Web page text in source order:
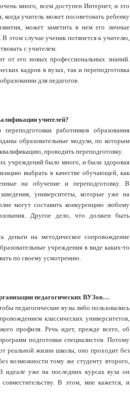
много, всем доступен Интернет, и это
когда учитель может посоветовать ребенку
может заметить в нем его личные
В этом случае ученик потянется к учителю,
с учителем.
от его новых профессиональных знаний.
кадров в вузах, так и переподготовка
для педагогов.
учителей?
работников образования
образовательные модули, по которым
проводить переподготовку.
учреждений было много, и была здоровая
выбрать в качестве обучающей, как
на обучение и переподготовку. В
университеты, которые уже на
могут составить конкуренцию любому
Другое дело, что должен быть
на методическое сопровождение
учреждения в виде каких-то
по своему усмотрению.
педагогических ВУЗов…
педагогические вузы либо пользовались
классических университетов,
профиля. Речь идет, прежде всего, об
подготовки специалистов. Потому
реальной жизни школы, оно проходит без
возможности тому же студенту второго,
идеале уже на последних курсах вуза он
В этом, мне кажется, и